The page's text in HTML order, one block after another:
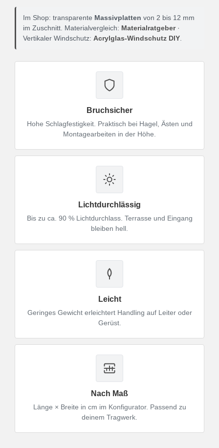
Im Shop: transparente Massivplatten von 2 bis 12 mm
im Zuschnitt. Materialvergleich: Materialratgeber·
Vertikaler Windschutz: Acrylglas-Windschutz DIY
Bruchsicher
Hohe Schlagfestigkeit. Praktisch bei Hagel, Ästen und
Montagearbeiten in der Höhe.
Lichtdurchlässig
Bis zu ca. 90 % Lichtdurchlass. Terrasse und Eingang
bleiben hell.
Leicht
Geringes Gewicht erleichtert Handling auf Leiter oder
Gerüst.
Nach Maß
Länge × Breite in cm im Konfigurator. Passend zu
deinem Tragwerk.